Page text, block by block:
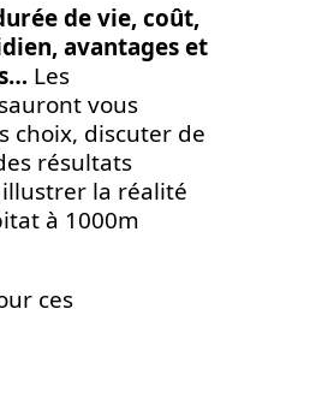
de vie, coût,
avantages et
Les
vous
choix, discuter de
résultats
la réalité
à 1000m
ces